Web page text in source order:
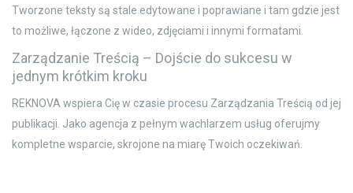
Tworzone teksty są stale edytowane i poprawiane i tam gdzie jest
to możliwe, łączone z wideo, zdjęciami i innymi formatami.
Zarządzanie Treścią – Dojście do sukcesu w
jednym krótkim kroku
REKNOVA wspiera Cię w czasie procesu Zarządzania Treścią od jej
publikacji. Jako agencja z pełnym wachlarzem usług oferujmy
kompletne wsparcie, skrojone na miarę Twoich oczekiwań.